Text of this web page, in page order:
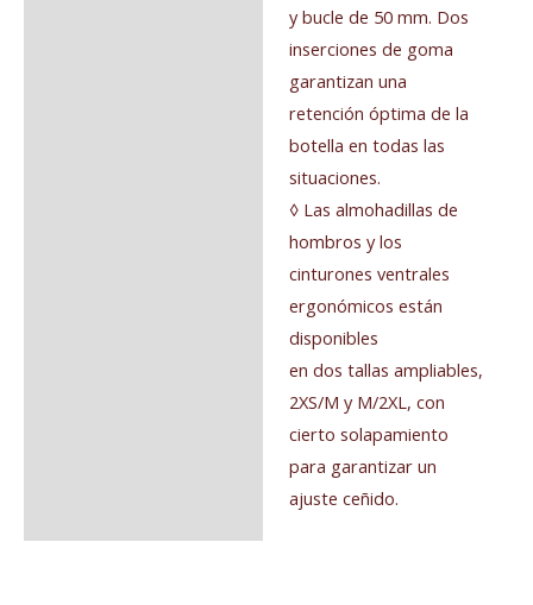
y bucle de 50 mm. Dos
inserciones de goma
garantizan una
retención óptima de la
botella en todas las
situaciones.
◊ Las almohadillas de
hombros y los
cinturones ventrales
ergonómicos están
disponibles
en dos tallas ampliables,
2XS/M y M/2XL, con
cierto solapamiento
para garantizar un
ajuste ceñido.